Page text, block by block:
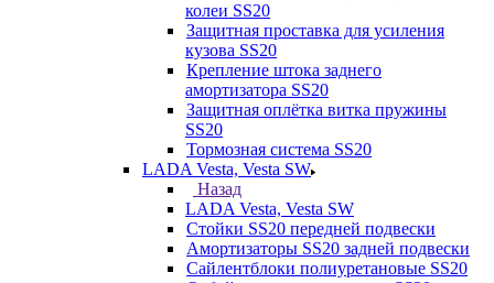
колеи SS20
Защитная проставка для усиления
кузова SS20
Крепление штока заднего
амортизатора SS20
Защитная оплётка витка пружины
SS20
Тормозная система SS20
LADA Vesta, Vesta SW
Назад
LADA Vesta, Vesta SW
Стойки SS20 передней подвески
Амортизаторы SS20 задней подвески
Сайлентблоки полиуретановые SS20